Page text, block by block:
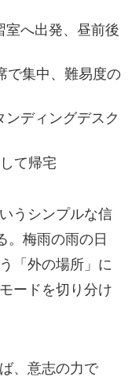
室へ出発、昼前後
で集中、難易度の
ディングデスク
て帰宅
うシンプルな信
。梅雨の雨の日
「外の場所」に
ードを切り分け
、意志の力で